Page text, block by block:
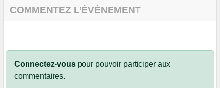
COMMENTEZ L’ÉVÈNEMENT
Connectez-vous pour pouvoir participer aux
commentaires.